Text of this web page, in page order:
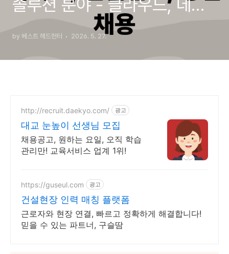
솔루션 분야 - 클라우드, 데이
터 파트 아키텍트, 엔지니어,
영업 채용, 7개 부문, 각 1~3명
by 베스트 헤드헌터 2026. 5. 27.
http://recruit.daekyo.com/ 광고
대교 눈높이 선생님 모집
채용공고, 원하는 요일, 오직 학습
관리만! 교육서비스 업계 1위!
https://guseul.com 광고
건설현장 인력 매칭 플랫폼
근로자와 현장 연결, 빠르고 정확하게 해결합니다!
믿을 수 있는 파트너, 구슬땀